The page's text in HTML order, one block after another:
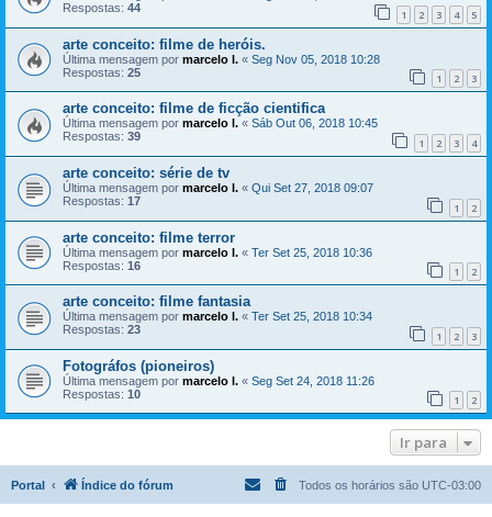
Respostas: 44 1 2 3 4 5
arte conceito: filme de heróis.
Última mensagem por marcelo l. « Seg Nov 05, 2018 10:28
Respostas: 25 1 2 3
arte conceito: filme de ficção cientifica
Última mensagem por marcelo l. « Sáb Out 06, 2018 10:45
Respostas: 39 1 2 3 4
arte conceito: série de tv
Última mensagem por marcelo l. « Qui Set 27, 2018 09:07
Respostas: 17 1 2
arte conceito: filme terror
Última mensagem por marcelo l. « Ter Set 25, 2018 10:36
Respostas: 16 1 2
arte conceito: filme fantasia
Última mensagem por marcelo l. « Ter Set 25, 2018 10:34
Respostas: 23 1 2 3
Fotográfos (pioneiros)
Última mensagem por marcelo l. « Seg Set 24, 2018 11:26
Respostas: 10 1 2
Ir para
Portal Índice do fórum Todos os horários são UTC-03:00